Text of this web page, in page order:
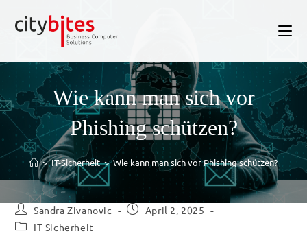
Wie kann man sich vor
Phishing schützen?
> IT-Sicherheit > Wie kann man sich vor Phishing schützen?
Sandra Zivanovic
April 2, 2025
IT-Sicherheit